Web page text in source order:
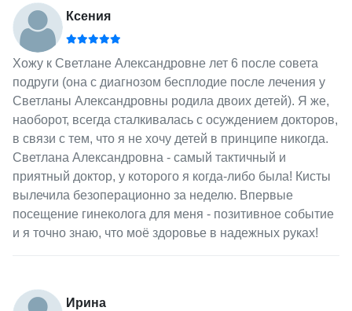
Ксения
Хожу к Светлане Александровне лет 6 после совета
подруги (она с диагнозом бесплодие после лечения у
Светланы Александровны родила двоих детей). Я же,
наоборот, всегда сталкивалась с осуждением докторов,
в связи с тем, что я не хочу детей в принципе никогда.
Светлана Александровна - самый тактичный и
приятный доктор, у которого я когда-либо была! Кисты
вылечила безоперационно за неделю. Впервые
посещение гинеколога для меня - позитивное событие
и я точно знаю, что моё здоровье в надежных руках!
Ирина